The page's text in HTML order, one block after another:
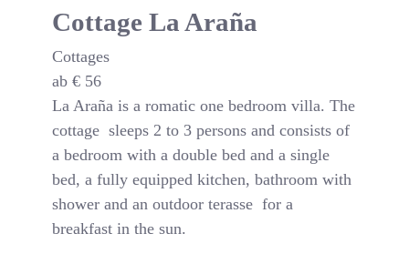
Cottage La Araña
Cottages
ab € 56
La Araña is a romatic one bedroom villa. The
cottage sleeps 2 to 3 persons and consists of
a bedroom with a double bed and a single
bed, a fully equipped kitchen, bathroom with
shower and an outdoor terasse for a
breakfast in the sun.